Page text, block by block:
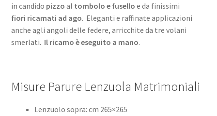
in candido pizzo al tombolo e fusello e da finissimi
fiori ricamati ad ago. Eleganti e raffinate applicazioni
anche agli angoli delle federe, arricchite da tre volani
smerlati. Il ricamo è eseguito a mano.
Misure Parure Lenzuola Matrimoniali
Lenzuolo sopra: cm 265×265